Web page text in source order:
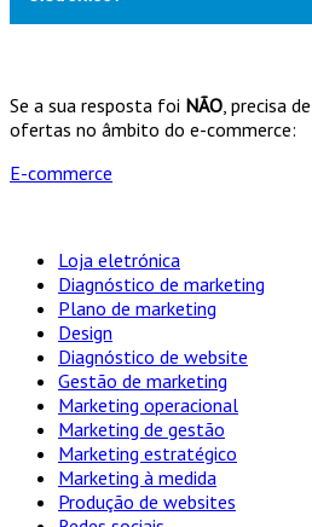
Se a sua resposta foi NÃO , precisa
ofertas no âmbito do e-commerce:
E-commerce
Loja eletrónica
Diagnóstico de marketing
Plano de marketing
Design
Diagnóstico de website
Gestão de marketing
Marketing operacional
Marketing de gestão
Marketing estratégico
Marketing à medida
Produção de websites